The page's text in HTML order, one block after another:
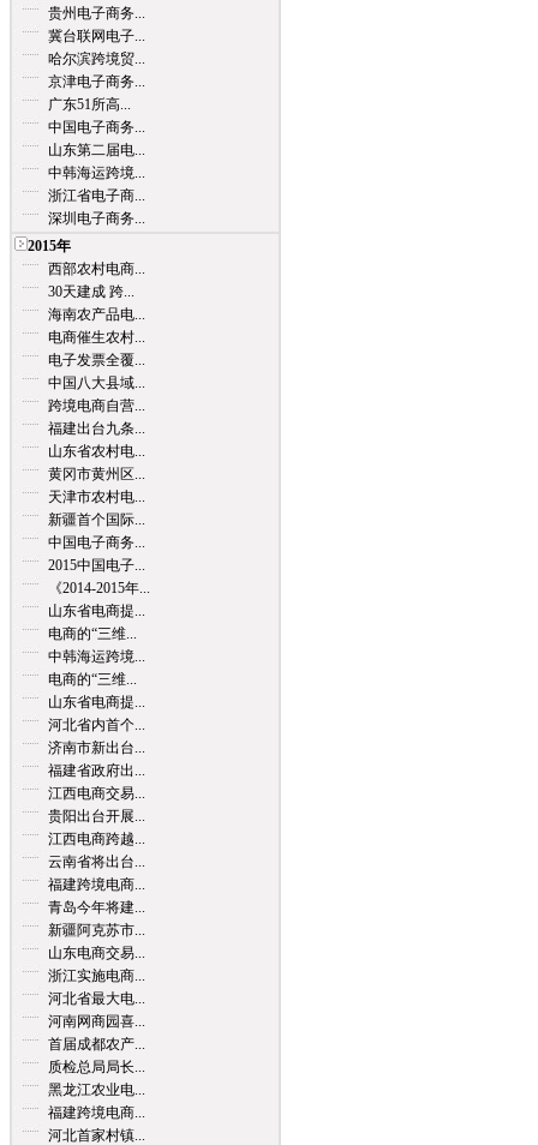
贵州电子商务...
冀台联网电子...
哈尔滨跨境贸...
京津电子商务...
广东51所高...
中国电子商务...
山东第二届电...
中韩海运跨境...
浙江省电子商...
深圳电子商务...
2015年
西部农村电商...
30天建成 跨...
海南农产品电...
电商催生农村...
电子发票全覆...
中国八大县域...
跨境电商自营...
福建出台九条...
山东省农村电...
黄冈市黄州区...
天津市农村电...
新疆首个国际...
中国电子商务...
2015中国电子...
《2014-2015年...
山东省电商提...
电商的“三维...
中韩海运跨境...
电商的“三维...
山东省电商提...
河北省内首个...
济南市新出台...
福建省政府出...
江西电商交易...
贵阳出台开展...
江西电商跨越...
云南省将出台...
福建跨境电商...
青岛今年将建...
新疆阿克苏市...
山东电商交易...
浙江实施电商...
河北省最大电...
河南网商园喜...
首届成都农产...
质检总局局长...
黑龙江农业电...
福建跨境电商...
河北首家村镇...